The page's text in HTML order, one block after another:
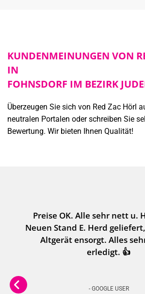
KUNDENMEINUNGEN VON
IN
FOHNSDORF IM BEZIRK
Überzeugen Sie sich von Red Zac Hörl
neutralen Portalen oder schreiben Sie
Bewertung. Wir bieten Ihnen Qualität!
Preise OK. Alle sehr nett u.
Neuen Stand E. Herd
Altgerät ensorgt. Alles
erledigt. 👍
- GOOGLE USER